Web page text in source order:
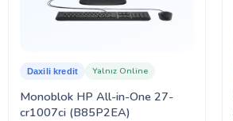
Monoblok HP All-in-One 27-
cr1007ci (B85P2EA)
Daxili kredit Yalnız Online